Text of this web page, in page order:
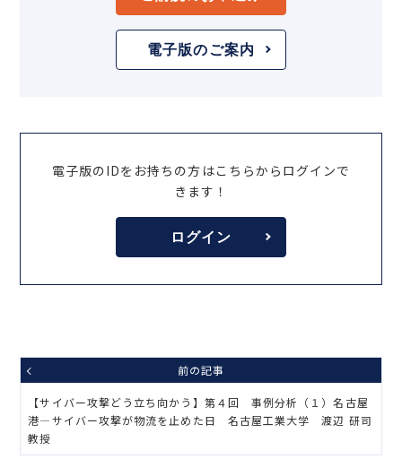
電子版のご案内
電子版のIDをお持ちの方はこちらからログインで
きます！
ログイン
前の記事
【サイバー攻撃どう立ち向かう】第４回 事例分析（１）名古屋
港―サイバー攻撃が物流を止めた日 名古屋工業大学 渡辺 研司
教授